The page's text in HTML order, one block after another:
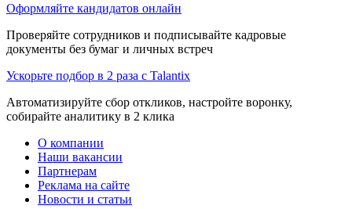
Оформляйте кандидатов онлайн
Проверяйте сотрудников и подписывайте кадровые
документы без бумаг и личных встреч
Ускорьте подбор в 2 раза с Talantix
Автоматизируйте сбор откликов, настройте воронку,
собирайте аналитику в 2 клика
О компании
Наши вакансии
Партнерам
Реклама на сайте
Новости и статьи